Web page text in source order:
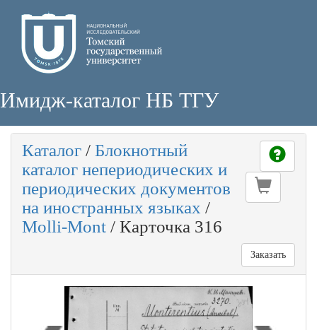
Имидж-каталог НБ ТГУ
Каталог / Блокнотный
каталог непериодических и
периодических документов
на иностранных языках /
Molli-Mont / Карточка 316
Заказать